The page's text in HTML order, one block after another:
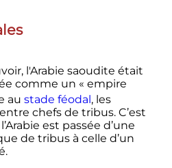
l'Arabie saoudite était
comme un « empire
au stade féodal , les
chefs de tribus. C’est
est passée d’une
de tribus à celle d’un